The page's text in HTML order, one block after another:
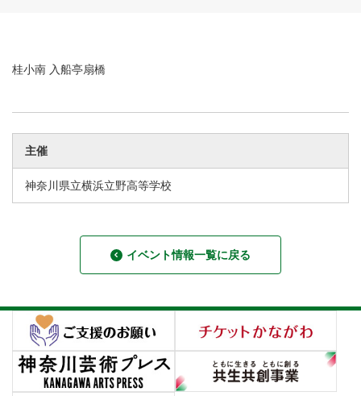
桂小南 入船亭扇橋
主催
神奈川県立横浜立野高等学校
イベント情報一覧に戻る